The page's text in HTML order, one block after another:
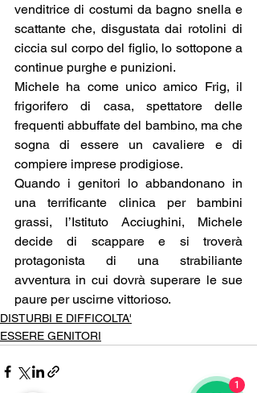
venditrice di costumi da bagno snella e
scattante che, disgustata dai rotolini di
ciccia sul corpo del figlio, lo sottopone a
continue purghe e punizioni.
Michele ha come unico amico Frig, il
frigorifero di casa, spettatore delle
frequenti abbuffate del bambino, ma che
sogna di essere un cavaliere e di
compiere imprese prodigiose.
Quando i genitori lo abbandonano in
una terrificante clinica per bambini
grassi, l’Istituto Acciughini, Michele
decide di scappare e si troverà
protagonista di una strabiliante
avventura in cui dovrà superare le sue
paure per uscirne vittorioso.
DISTURBI E DIFFICOLTA'
ESSERE GENITORI
1